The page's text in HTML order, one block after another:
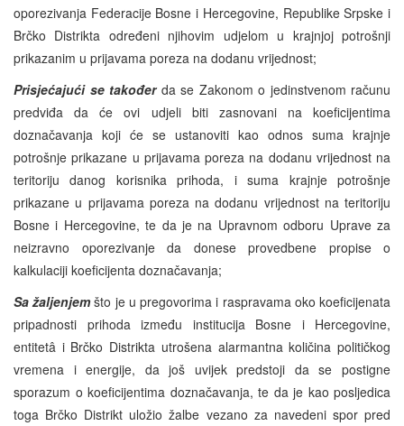
oporezivanja Federacije Bosne i Hercegovine, Republike Srpske i
Brčko Distrikta određeni njihovim udjelom u krajnjoj potrošnji
prikazanim u prijavama poreza na dodanu vrijednost;
Prisjećajući se također da se Zakonom o jedinstvenom računu
predviđa da će ovi udjeli biti zasnovani na koeficijentima
doznačavanja koji će se ustanoviti kao odnos suma krajnje
potrošnje prikazane u prijavama poreza na dodanu vrijednost na
teritoriju danog korisnika prihoda, i suma krajnje potrošnje
prikazane u prijavama poreza na dodanu vrijednost na teritoriju
Bosne i Hercegovine, te da je na Upravnom odboru Uprave za
neizravno oporezivanje da donese provedbene propise o
kalkulaciji koeficijenta doznačavanja;
Sa žaljenjemšto je u pregovorima i raspravama oko koeficijenata
pripadnosti prihoda između institucija Bosne i Hercegovine,
entitetâ i Brčko Distrikta utrošena alarmantna količina političkog
vremena i energije, da još uvijek predstoji da se postigne
sporazum o koeficijentima doznačavanja, te da je kao posljedica
toga Brčko Distrikt uložio žalbe vezano za navedeni spor pred